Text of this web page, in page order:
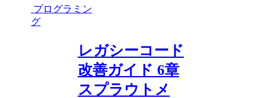
プログラミン
グ
レガシーコード
改善ガイド 6章
スプラウトメ